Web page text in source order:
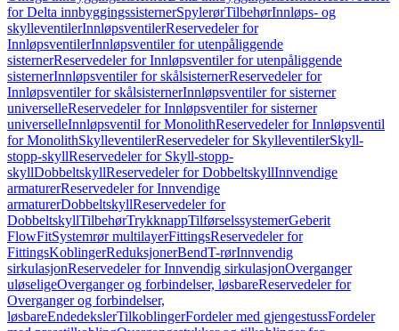
for Delta innbyggingssisternerSpylerørTilbehørInnløps- og
skylleventilerInnløpsventilerReservedeler for
InnløpsventilerInnløpsventiler for utenpåliggende
sisternerReservedeler for Innløpsventiler for utenpåliggende
sisternerInnløpsventiler for skålsisternerReservedeler for
Innløpsventiler for skålsisternerInnløpsventiler for sisterner
universelleReservedeler for Innløpsventiler for sisterner
universelleInnløpsventil for MonolithReservedeler for Innløpsventil
for MonolithSkylleventilerReservedeler for SkylleventilerSkyll-
stopp-skyllReservedeler for Skyll-stopp-
skyllDobbeltskyllReservedeler for DobbeltskyllInnvendige
armaturerReservedeler for Innvendige
armaturerDobbeltskyllReservedeler for
DobbeltskyllTilbehørTrykknappTilførselssystemerGeberit
FlowFitSystemrør multilayerFittingsReservedeler for
FittingsKoblingerReduksjonerBendT-rørInnvendig
sirkulasjonReservedeler for Innvendig sirkulasjonOverganger
uløseligeOverganger og forbindelser, løsbareReservedeler for
Overganger og forbindelser,
løsbareEndedekslerTilkoblingerFordeler med gjengestussFordeler